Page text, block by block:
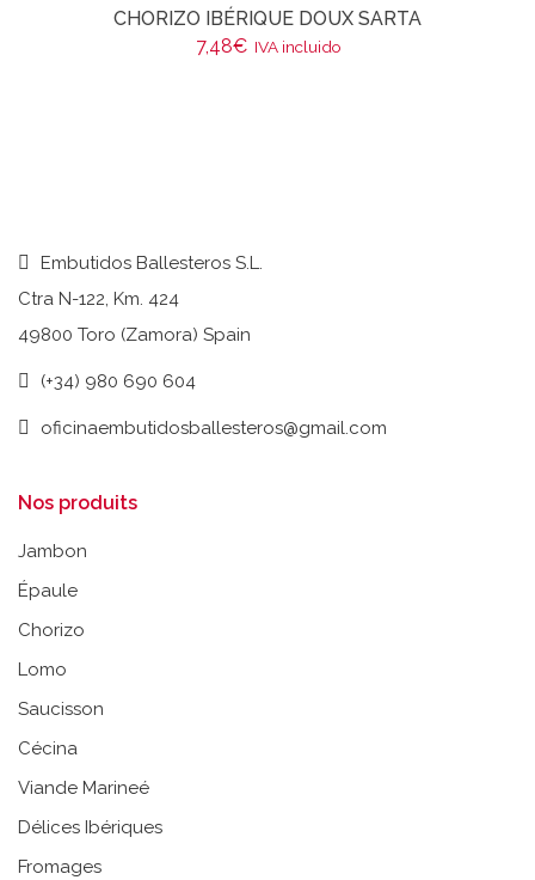
CHORIZO IBÉRIQUE DOUX SARTA
7,48€ IVA incluido
Embutidos Ballesteros S.L.
Ctra N-122, Km. 424
49800 Toro (Zamora) Spain
(+34) 980 690 604
oficinaembutidosballesteros@gmail.com
Nos produits
Jambon
Épaule
Chorizo
Lomo
Saucisson
Cécina
Viande Marineé
Délices Ibériques
Fromages